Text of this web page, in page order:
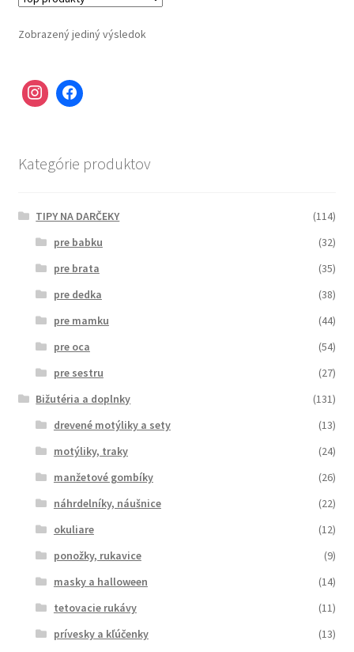
Zobrazený jediný výsledok
Kategórie produktov
TIPY NA DARČEKY
(114)
pre babku
(32)
pre brata
(35)
pre dedka
(38)
pre mamku
(44)
pre oca
(54)
pre sestru
(27)
Bižutéria a doplnky
(131)
drevené motýliky a sety
(13)
motýliky, traky
(24)
manžetové gombíky
(26)
náhrdelníky, náušnice
(22)
okuliare
(12)
ponožky, rukavice
(9)
masky a halloween
(14)
tetovacie rukávy
(11)
prívesky a kľúčenky
(13)